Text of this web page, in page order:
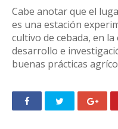
Cabe anotar que el
es una estación
cultivo de cebada, en
desarrollo e
buenas prácticas